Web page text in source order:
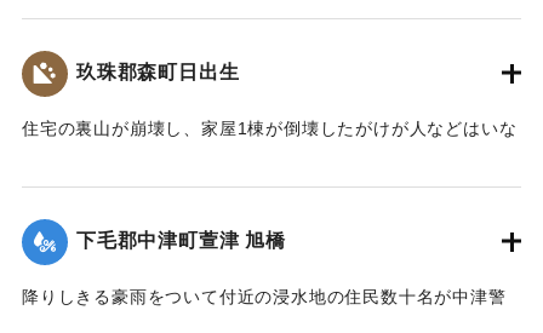
｜固有コード: 002680206
玖珠郡森町日出生
住宅の裏山が崩壊し、家屋1棟が倒壊したがけが人などはいな
｜固有コード: 002680198
下毛郡中津町萱津 旭橋
降りしきる豪雨をついて付近の浸水地の住民数十名が中津警